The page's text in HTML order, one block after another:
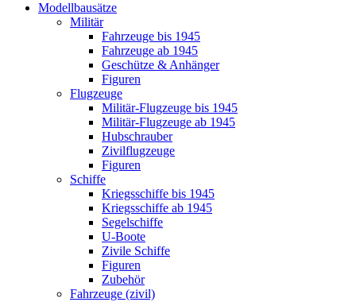
Modellbausätze
Militär
Fahrzeuge bis 1945
Fahrzeuge ab 1945
Geschütze & Anhänger
Figuren
Flugzeuge
Militär-Flugzeuge bis 1945
Militär-Flugzeuge ab 1945
Hubschrauber
Zivilflugzeuge
Figuren
Schiffe
Kriegsschiffe bis 1945
Kriegsschiffe ab 1945
Segelschiffe
U-Boote
Zivile Schiffe
Figuren
Zubehör
Fahrzeuge (zivil)